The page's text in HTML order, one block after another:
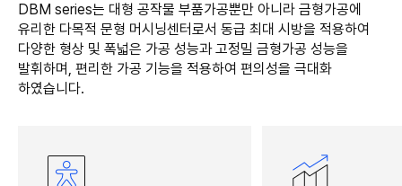
DBM series는 대형 공작물 부품가공뿐만 아니라 금형가공에
유리한 다목적 문형 머시닝센터로서 동급 최대 시방을 적용하여
다양한 형상 및 폭넓은 가공 성능과 고정밀 금형가공 성능을
발휘하며, 편리한 가공 기능을 적용하여 편의성을 극대화
하였습니다.